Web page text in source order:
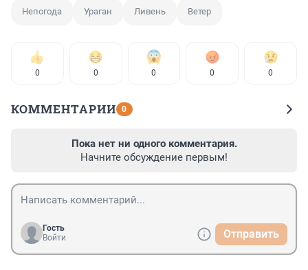
Непогода Ураган Ливень Ветер
0 0 0 0 0
КОММЕНТАРИИ 0
Пока нет ни одного комментария.
Начните обсуждение первым!
Гость
Войти
Отправить